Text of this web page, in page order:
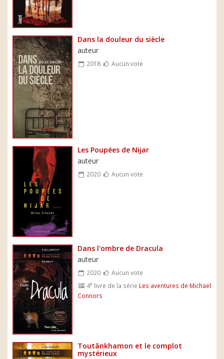
Dans la douleur du siècle
auteur
2018 Aucun vote
Les Poupées de Nijar
auteur
2020 Aucun vote
Dans l'ombre de Dracula
auteur
2020
Aucun vote
4e livre de la série Les aventures de Michael
Connors
Toutânkhamon et le complot
mystérieux